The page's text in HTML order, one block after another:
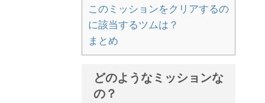
このミッションをクリアするの
に該当するツムは？
まとめ
どのようなミッションな
の？